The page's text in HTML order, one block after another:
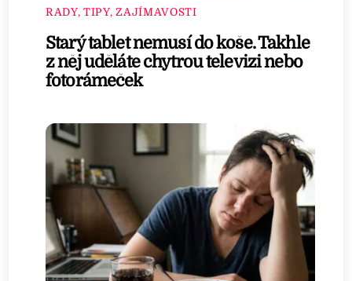
RADY, TIPY, ZAJÍMAVOSTI
Starý tablet nemusí do koše. Takhle
z něj uděláte chytrou televizi nebo
fotorámeček